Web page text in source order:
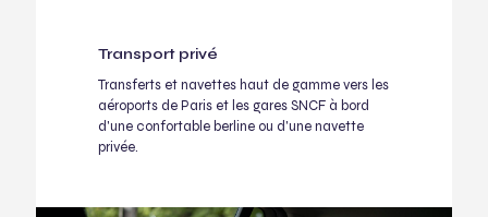
Transport privé
Transferts et navettes haut de gamme vers les
aéroports de Paris et les gares SNCF à bord
d'une confortable berline ou d'une navette
privée.